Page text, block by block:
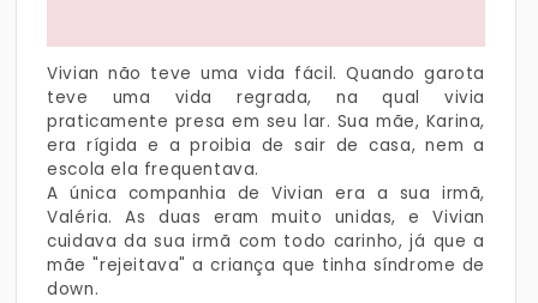
Vivian não teve uma vida fácil. Quando garota
teve uma vida regrada, na qual vivia
praticamente presa em seu lar. Sua mãe, Karina,
era rígida e a proibia de sair de casa, nem a
escola ela frequentava.
A única companhia de Vivian era a sua irmã,
Valéria. As duas eram muito unidas, e Vivian
cuidava da sua irmã com todo carinho, já que a
mãe "rejeitava" a criança que tinha síndrome de
down.